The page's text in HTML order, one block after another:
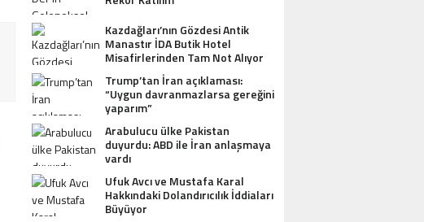
Kazdağları’nın Gözdesi Antik
Manastır İDA Butik Hotel
Misafirlerinden Tam Not Alıyor
Trump’tan İran açıklaması:
“Uygun davranmazlarsa gereğini
yaparım”
Arabulucu ülke Pakistan
duyurdu: ABD ile İran anlaşmaya
vardı
Ufuk Avcı ve Mustafa Karal
Hakkındaki Dolandırıcılık İddiaları
Büyüyor